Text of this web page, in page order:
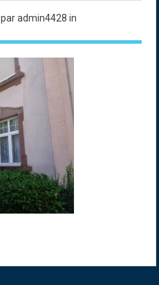
par admin4428 in